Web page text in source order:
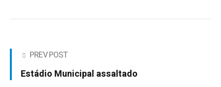
PREV POST
Estádio Municipal assaltado